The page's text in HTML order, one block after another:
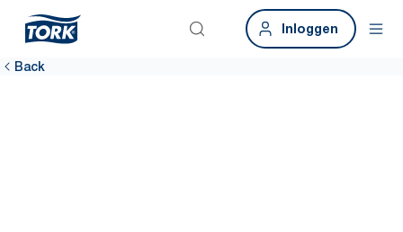
Inloggen
Back